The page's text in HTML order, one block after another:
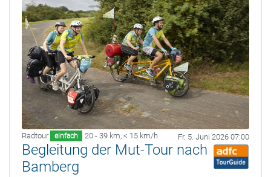
Radtour einfach 20 - 39 km, < 15 km/h Fr. 5. Juni 2026 07:00
Begleitung der Mut-Tour nach
Bamberg